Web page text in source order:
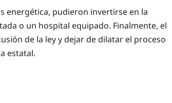
energética, pudieron invertirse en la
o un hospital equipado. Finalmente, el
de la ley y dejar de dilatar el proceso
estatal.